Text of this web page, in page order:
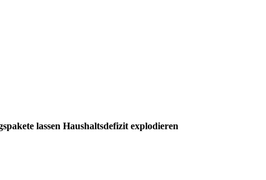
lassen Haushaltsdefizit explodieren